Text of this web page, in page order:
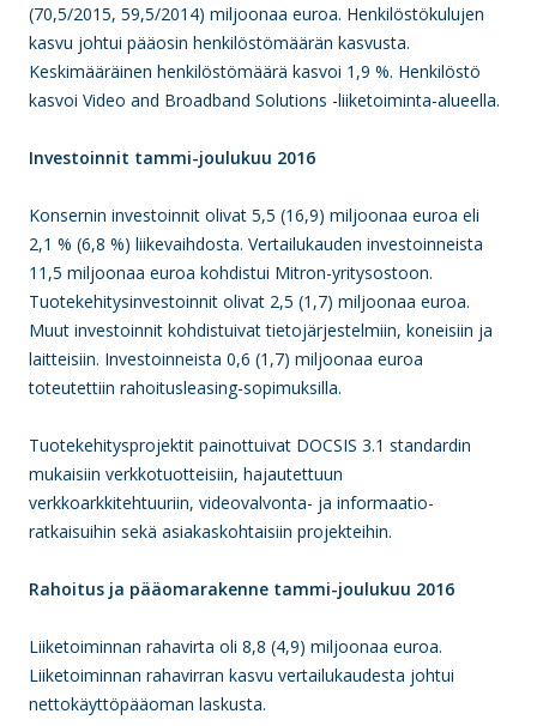
(70,5/2015, 59,5/2014) miljoonaa euroa. Henkilöstökulujen
kasvu johtui pääosin henkilöstömäärän kasvusta.
Keskimääräinen henkilöstömäärä kasvoi 1,9 %. Henkilöstö
kasvoi Video and Broadband Solutions -liiketoiminta-alueella.
Investoinnit tammi-joulukuu 2016
Konsernin investoinnit olivat 5,5 (16,9) miljoonaa euroa eli
2,1 % (6,8 %) liikevaihdosta. Vertailukauden investoinneista
11,5 miljoonaa euroa kohdistui Mitron-yritysostoon.
Tuotekehitysinvestoinnit olivat 2,5 (1,7) miljoonaa euroa.
Muut investoinnit kohdistuivat tietojärjestelmiin, koneisiin ja
laitteisiin. Investoinneista 0,6 (1,7) miljoonaa euroa
toteutettiin rahoitusleasing-sopimuksilla.
Tuotekehitysprojektit painottuivat DOCSIS 3.1 standardin
mukaisiin verkkotuotteisiin, hajautettuun
verkkoarkkitehtuuriin, videovalvonta- ja informaatio­
ratkaisuihin sekä asiakaskohtaisiin projekteihin.
Rahoitus ja pääomarakenne tammi-joulukuu 2016
Liiketoiminnan rahavirta oli 8,8 (4,9) miljoonaa euroa.
Liiketoiminnan rahavirran kasvu vertailukaudesta johtui
nettokäyttöpääoman laskusta.